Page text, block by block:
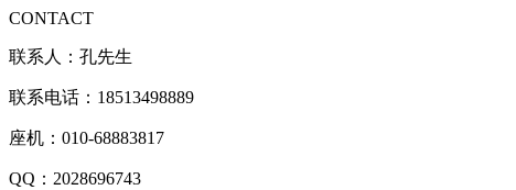
CONTACT
联系人：孔先生
联系电话：18513498889
座机：010-68883817
QQ：2028696743